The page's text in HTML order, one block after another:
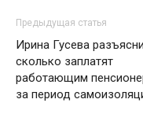
Предыдущая статья
Ирина Гусева
сколько заплатят
работающим
за период